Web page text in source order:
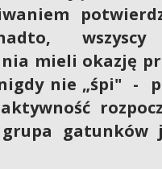
wszyscy
mieli okazję
nie „śpi" -
gatunków